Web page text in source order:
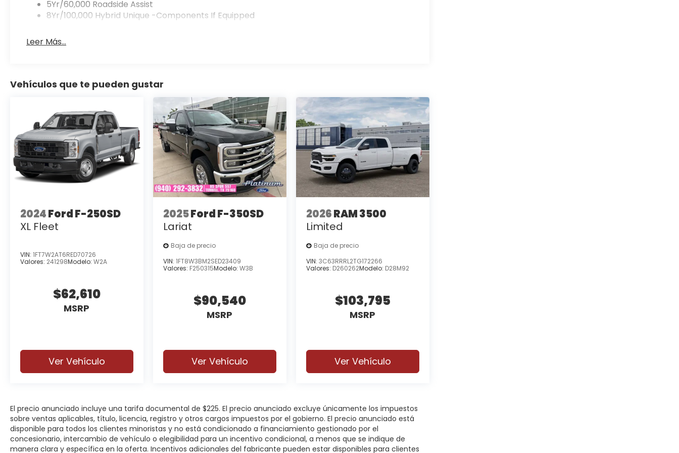
5Yr/60,000 Roadside Assist
8Yr/100,000 Hybrid Unique -Components If Equipped
Leer Más...
Vehículos que te pueden gustar
2024Ford F-250SD
XL Fleet
VIN: 1FT7W2AT6RED70726
Valores: 241298Modelo: W2A
$62,610
MSRP
Ver Vehículo
2025Ford F-350SD
Lariat
Baja de precio
VIN: 1FT8W3BM2SED23409
Valores: F250315Modelo: W3B
$90,540
MSRP
Ver Vehículo
2026RAM 3500
Limited
Baja de precio
VIN: 3C63RRRL2TG172266
Valores: D260262Modelo: D28M92
$103,795
MSRP
Ver Vehículo
El precio anunciado incluye una tarifa documental de $225. El precio anunciado excluye únicamente los impuestos
sobre ventas aplicables, título, licencia, registro y otros cargos impuestos por el gobierno. El precio anunciado está
disponible para todos los clientes minoristas y no está condicionado a financiamiento gestionado por el
concesionario, intercambio de vehículo o elegibilidad para un incentivo condicional, a menos que se indique de
manera clara y específica en la oferta. Incentivos adicionales del fabricante pueden estar disponibles para clientes